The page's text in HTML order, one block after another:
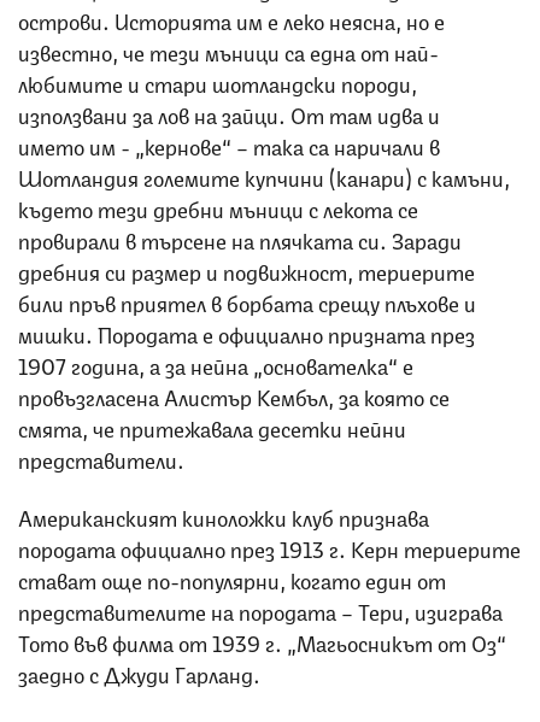
острови. Историята им е леко неясна, но е
известно, че тези мъници са една от най-
любимите и стари шотландски породи,
използвани за лов на зайци. От там идва и
името им - „кернове“ – така са наричали в
Шотландия големите купчини (канари) с камъни,
където тези дребни мъници с лекота се
провирали в търсене на плячката си. Заради
дребния си размер и подвижност, териерите
били пръв приятел в борбата срещу плъхове и
мишки. Породата е официално призната през
1907 година, а за нейна „основателка“ е
провъзгласена Алистър Кембъл, за която се
смята, че притежавала десетки нейни
представители.
Американският киноложки клуб признава
породата официално през 1913 г. Керн териерите
стават още по-популярни, когато един от
представителите на породата – Тери, изиграва
Тото във филма от 1939 г. „Магьосникът от Оз“
заедно с Джуди Гарланд.